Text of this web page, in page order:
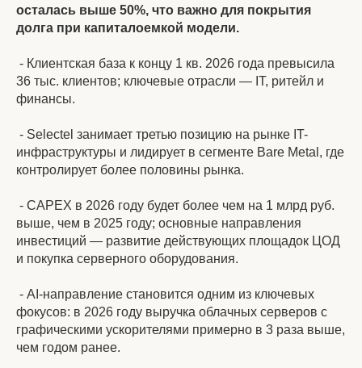
осталась выше 50%, что важно для покрытия
долга при капиталоемкой модели.
- Клиентская база к концу 1 кв. 2026 года превысила
36 тыс. клиентов; ключевые отрасли — IT, ритейл и
финансы.
- Selectel занимает третью позицию на рынке IT-
инфраструктуры и лидирует в сегменте Bare Metal, где
контролирует более половины рынка.
- CAPEX в 2026 году будет более чем на 1 млрд руб.
выше, чем в 2025 году; основные направления
инвестиций — развитие действующих площадок ЦОД
и покупка серверного оборудования.
- AI-направление становится одним из ключевых
фокусов: в 2026 году выручка облачных серверов с
графическими ускорителями примерно в 3 раза выше,
чем годом ранее.